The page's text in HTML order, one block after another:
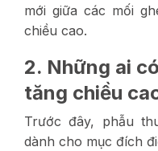
mới giữa các mối
chiều cao.
2. Những ai
tăng chiều
Trước đây, phẫu
dành cho mục đích